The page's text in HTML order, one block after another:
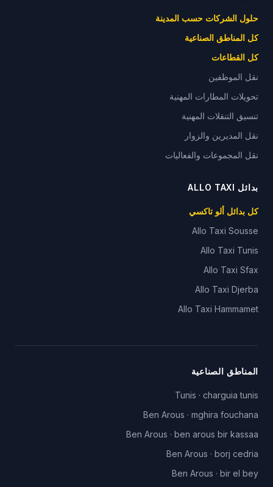
حلول الشركات حسب المدينة
كل المناطق الصناعية
كل القطاعات
نقل الموظفين
تحويلات المطارات المهنية
تنسيق التنقلات المهنية
نقل المديرين والزوار
نقل المجموعات والفعاليات
بدائل ALLO TAXI
كل بدائل ألو تاكسي
Allo Taxi Sousse
Allo Taxi Tunis
Allo Taxi Sfax
Allo Taxi Djerba
Allo Taxi Hammamet
المناطق الصناعية
Tunis · charguia tunis
Ben Arous · mghira fouchana
Ben Arous · ben arous bir kassaa
Ben Arous · borj cedria
Ben Arous · bir el bey